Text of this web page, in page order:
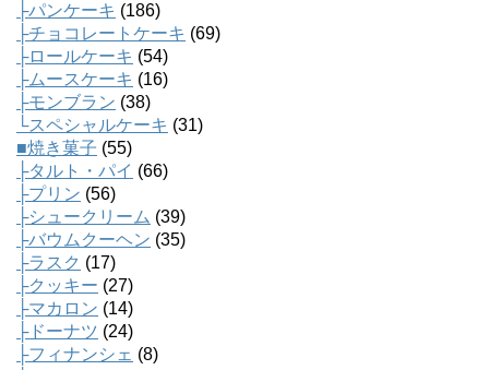
├パンケーキ (186)
├チョコレートケーキ (69)
├ロールケーキ (54)
├ムースケーキ (16)
├モンブラン (38)
└スペシャルケーキ (31)
■焼き菓子 (55)
├タルト・パイ (66)
├プリン (56)
├シュークリーム (39)
├バウムクーヘン (35)
├ラスク (17)
├クッキー (27)
├マカロン (14)
├ドーナツ (24)
├フィナンシェ (8)